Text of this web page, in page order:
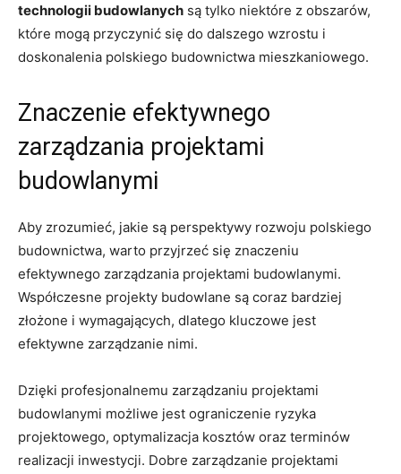
technologii ‍budowlanych są tylko niektóre ⁣z obszarów,⁢
które mogą przyczynić się do dalszego wzrostu i
doskonalenia ⁢polskiego budownictwa mieszkaniowego.
Znaczenie efektywnego
zarządzania projektami
budowlanymi
Aby zrozumieć, jakie są perspektywy rozwoju polskiego
budownictwa, warto przyjrzeć się znaczeniu
efektywnego zarządzania projektami budowlanymi.
Współczesne projekty ⁤budowlane ⁣są coraz bardziej
złożone i wymagających, dlatego kluczowe‍ jest
efektywne zarządzanie nimi.
Dzięki⁤ profesjonalnemu zarządzaniu projektami
budowlanymi ⁢możliwe jest ograniczenie ryzyka
projektowego, optymalizacja kosztów oraz terminów
realizacji inwestycji.‌ Dobre zarządzanie projektami